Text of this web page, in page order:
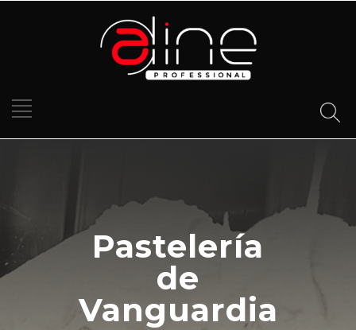
Pastelería
de
Vanguardia